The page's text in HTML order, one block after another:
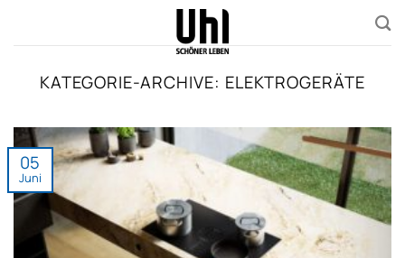
KATEGORIE-ARCHIVE: ELEKTROGERÄTE
05
Juni